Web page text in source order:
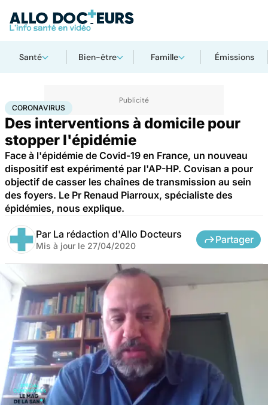
Santé Bien-être Famille Émissions
AccueilSantéMaladies Coronavirus
CORONAVIRUS
Des interventions à domicile pour
stopper l'épidémie
Face à l'épidémie de Covid-19 en France, un nouveau
dispositif est expérimenté par l'AP-HP. Covisan a pour
objectif de casser les chaînes de transmission au sein
des foyers. Le Pr Renaud Piarroux, spécialiste des
épidémies, nous explique.
Par La rédaction d'Allo Docteurs
Mis à jour le 27/04/2020
Partager